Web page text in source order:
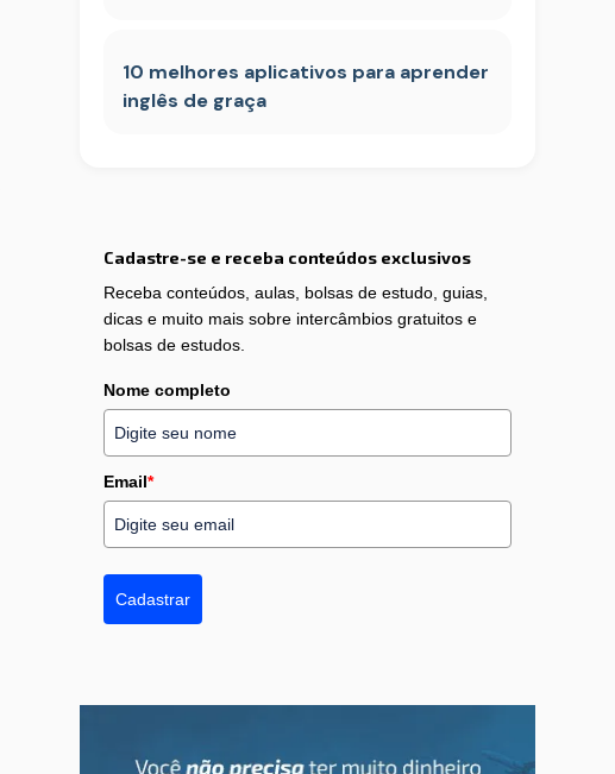
10 melhores aplicativos para aprender
inglês de graça
Cadastre-se e receba conteúdos exclusivos
Receba conteúdos, aulas, bolsas de estudo, guias,
dicas e muito mais sobre intercâmbios gratuitos e
bolsas de estudos.
Nome completo
Email*
Cadastrar